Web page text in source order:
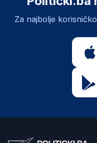
Za najbolje